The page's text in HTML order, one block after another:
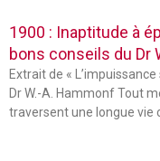
1900 : Inaptitude à
bons conseils du Dr
Extrait de «
Dr W.-A. Hammonf Tout
traversent une longue vie